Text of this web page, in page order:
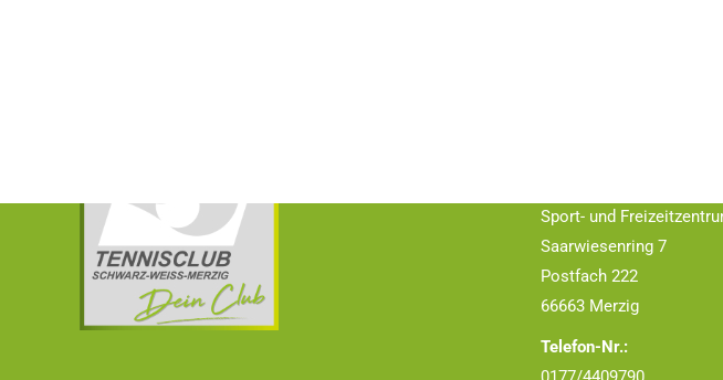
Sport- und
Saarwiesenring 7
Postfach 222
66663 Merzig
Telefon-Nr.: